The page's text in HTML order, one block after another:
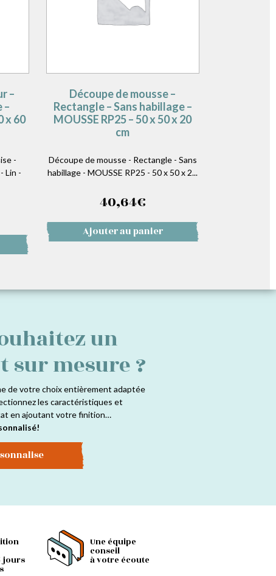
–
–
x 60
-
Lin -
Découpe de mousse –
Rectangle – Sans habillage –
MOUSSE RP25 – 50 x 50 x 20
cm
Découpe de mousse - Rectangle - Sans
habillage - MOUSSE RP25 - 50 x 50 x 2...
40,64€
Ajouter au panier
un
sur mesure ?
de votre choix entièrement adaptée
les caractéristiques et
en ajoutant votre finition…
jours
Une équipe
conseil
à votre écoute